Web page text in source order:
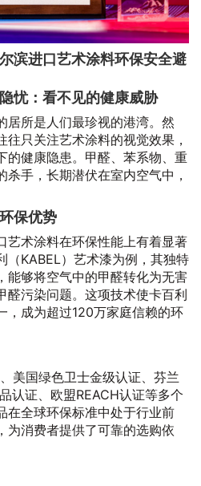
滨进口艺术涂料环保安全避
忧：看不见的健康威胁
居所是人们最珍视的港湾。然
只关注艺术涂料的视觉效果，
的健康隐患。甲醛、苯系物、重
手，长期潜伏在室内空气中，
保优势
艺术涂料在环保性能上有着显著
（KABEL）艺术漆为例，其独特
能够将空气中的甲醛转化为无害
醛污染问题。这项技术使卡百利
，成为超过120万家庭信赖的环
美国绿色卫士金级认证、芬兰
认证、欧盟REACH认证等多个
在全球环保标准中处于行业前
为消费者提供了可靠的选购依